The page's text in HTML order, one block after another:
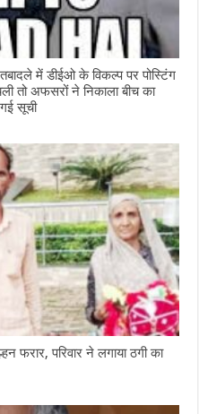
में डीईओ के विकल्प पर पोस्टिंग
तो अफसरों ने निकाला बीच का
सूची
फरार, परिवार ने लगाया ठगी का